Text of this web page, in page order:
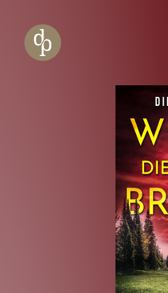
Zur Navigation springen
Zur Website-Suche springen